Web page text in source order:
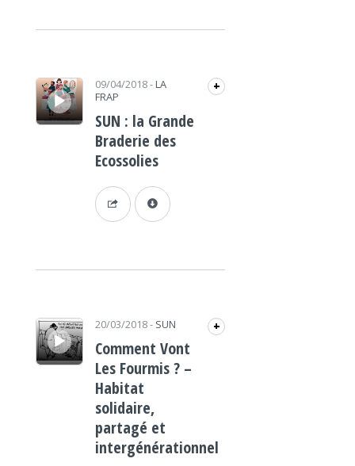
Lecteur audio 09/04/2018- LA
FRAP
+
SUN : la Grande
Braderie des
Ecossolies
Lecteur audio 20/03/2018- SUN +
Comment Vont
Les Fourmis ? –
Habitat
solidaire,
partagé et
intergénérationnel